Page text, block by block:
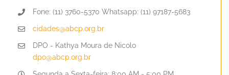
Fone: (11) 3760-5370 Whatsapp: (11) 97187-5683
cidades@abcp.org.br
DPO - Kathya Moura de Nicolo
dpo@abcp.org.br